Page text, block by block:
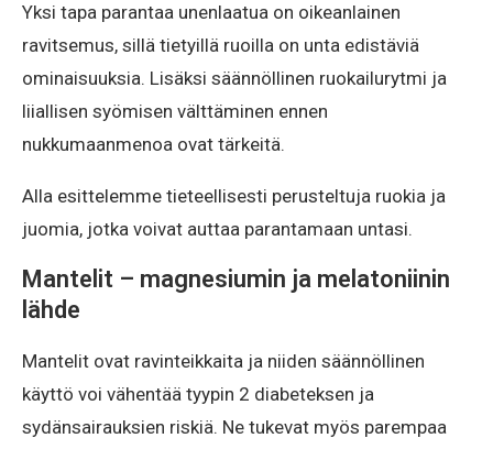
Yksi tapa parantaa unenlaatua on oikeanlainen
ravitsemus, sillä tietyillä ruoilla on unta edistäviä
ominaisuuksia. Lisäksi säännöllinen ruokailurytmi ja
liiallisen syömisen välttäminen ennen
nukkumaanmenoa ovat tärkeitä.
Alla esittelemme tieteellisesti perusteltuja ruokia ja
juomia, jotka voivat auttaa parantamaan untasi.
Mantelit – magnesiumin ja melatoniinin
lähde
Mantelit ovat ravinteikkaita ja niiden säännöllinen
käyttö voi vähentää tyypin 2 diabeteksen ja
sydänsairauksien riskiä. Ne tukevat myös parempaa